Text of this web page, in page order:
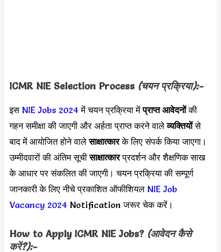
ICMR NIE Selection Process (चयन प्रक्रिया):-
इस NIE Jobs 2024में चयन प्रक्रिया मेंप्राप्त आवेदनोंकी
गहन समीक्षा की जाएगी और अर्हता प्राप्त करने वालेव्यक्तियोंसे
बाद में आयोजित होने वालेसाक्षात्कारके लिए संपर्क किया जाएगा।
उम्मीदवारों की अंतिम सूचीसाक्षात्कारप्रदर्शन और शैक्षणिक साख
के आधार पर संकलित की जाएगी। चयन प्रक्रिया की सम्पूर्ण
जानकारी के लिए नीचे प्रकाशित ऑफीशियलNIE Job
Vacancy 2024 Notification जरूर चेक करें।
How to Apply ICMR NIE Jobs?(आवेदन कैसे
करें?):-